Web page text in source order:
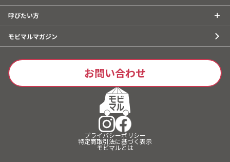
呼びたい方
モビマルマガジン
お問い合わせ
プライバシーポリシー
特定商取引法に基づく表示
モビマルとは